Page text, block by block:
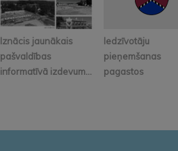
Iznācis jaunākais
pašvaldības
informatīvā izdevum...
Iedzīvotāju
pieņemšanas
pagastos